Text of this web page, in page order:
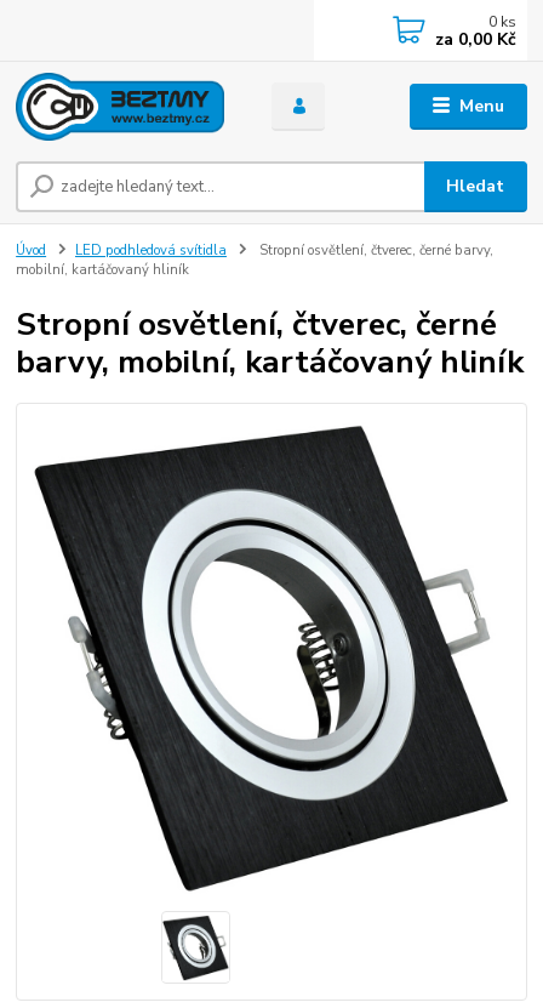
Menu
Hledat
0 ks
za 0,00 Kč
Úvod LED podhledová svítidla
Stropní osvětlení, čtverec, černé barvy,
mobilní, kartáčovaný hliník
Stropní osvětlení, čtverec, černé
barvy, mobilní, kartáčovaný hliník